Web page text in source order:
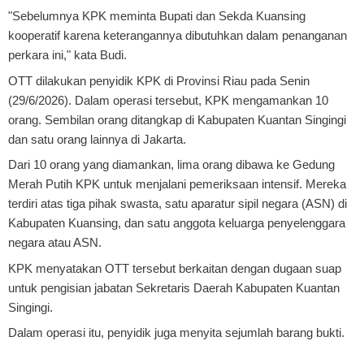
"Sebelumnya KPK meminta Bupati dan Sekda Kuansing
kooperatif karena keterangannya dibutuhkan dalam penanganan
perkara ini," kata Budi.
OTT dilakukan penyidik KPK di Provinsi Riau pada Senin
(29/6/2026). Dalam operasi tersebut, KPK mengamankan 10
orang. Sembilan orang ditangkap di Kabupaten Kuantan Singingi
dan satu orang lainnya di Jakarta.
Dari 10 orang yang diamankan, lima orang dibawa ke Gedung
Merah Putih KPK untuk menjalani pemeriksaan intensif. Mereka
terdiri atas tiga pihak swasta, satu aparatur sipil negara (ASN) di
Kabupaten Kuansing, dan satu anggota keluarga penyelenggara
negara atau ASN.
KPK menyatakan OTT tersebut berkaitan dengan dugaan suap
untuk pengisian jabatan Sekretaris Daerah Kabupaten Kuantan
Singingi.
Dalam operasi itu, penyidik juga menyita sejumlah barang bukti.